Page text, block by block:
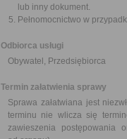
lub inny dokument.
Pełnomocnictwo w
Odbiorca usługi
Obywatel, Przedsiębiorca
Termin załatwienia sprawy
Sprawa załatwiana jest
terminu nie wlicza się
zawieszenia postępowania